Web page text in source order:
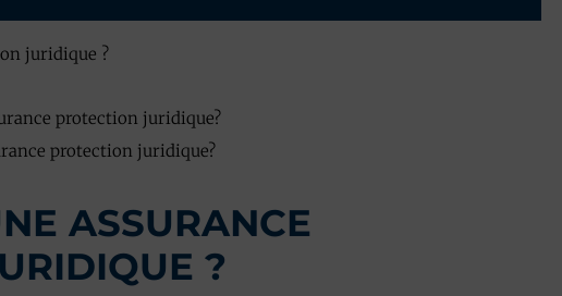
juridique ?
protection juridique?
protection juridique?
ASSURANCE
?